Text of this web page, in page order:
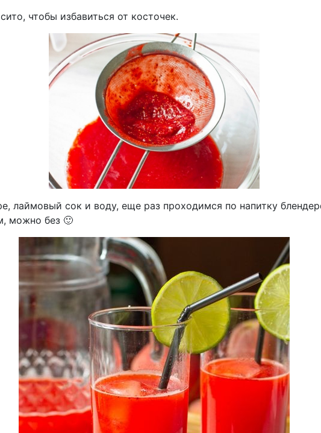
чтобы избавиться от косточек.
лаймовый сок и воду, еще раз проходимся по напитку
можно без 🙂